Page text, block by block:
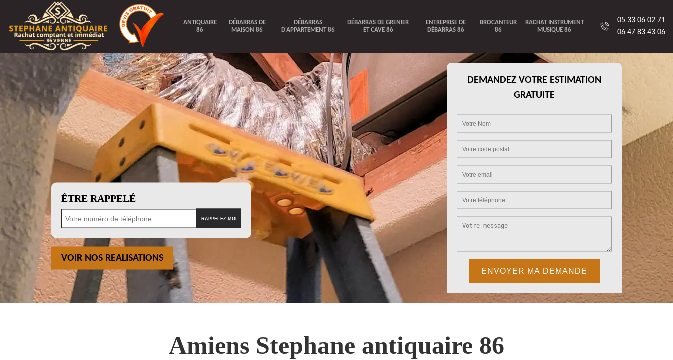
ANTIQUAIRE
86
DÉBARRAS DE
MAISON 86
DÉBARRAS
D'APPARTEMENT 86
DÉBARRAS DE GRENIER
ET CAVE 86
ENTREPRISE DE
DÉBARRAS 86
BROCANTEUR
86
RACHAT INSTRUMENT
MUSIQUE 86
05 33 06 02 71
06 47 83 43 06
ÊTRE RAPPELÉ
VOIR NOS REALISATIONS
DEMANDEZ VOTRE ESTIMATION
GRATUITE
Amiens Stephane antiquaire 86